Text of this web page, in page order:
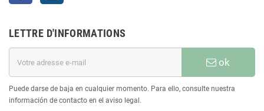
LETTRE D'INFORMATIONS
ok
Puede darse de baja en cualquier momento. Para ello, consulte nuestra
información de contacto en el aviso legal.